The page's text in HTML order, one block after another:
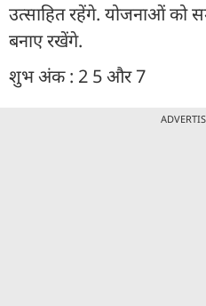
उत्साहित रहेंगे. योजनाओं को
बनाए रखेंगे.
शुभ अंक : 2 5 और 7